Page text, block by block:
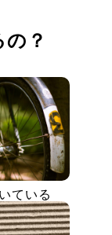
？
ている